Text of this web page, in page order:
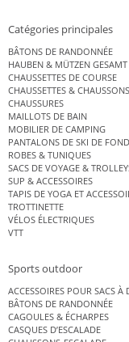
Catégories principales
BÂTONS DE RANDONNÉE
HAUBEN & MÜTZEN GESAMT
CHAUSSETTES DE COURSE
CHAUSSETTES & CHAUSSONS
CHAUSSURES
MAILLOTS DE BAIN
MOBILIER DE CAMPING
PANTALONS DE SKI DE FOND
ROBES & TUNIQUES
SACS DE VOYAGE &
SUP & ACCESSOIRES
TAPIS DE YOGA ET
TROTTINETTE
VÉLOS ÉLECTRIQUES
VTT
Sports outdoor
ACCESSOIRES POUR SACS À
BÂTONS DE RANDONNÉE
CAGOULES & ÉCHARPES
CASQUES D’ESCALADE